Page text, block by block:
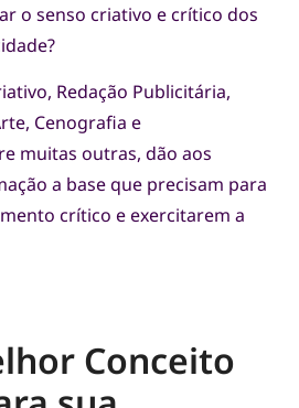
o senso criativo e crítico dos
Redação Publicitária,
Cenografia e
muitas outras, dão aos
a base que precisam para
crítico e exercitarem a
Conceito